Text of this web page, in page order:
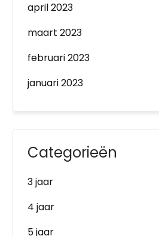
april 2023
maart 2023
februari 2023
januari 2023
Categorieën
3 jaar
4 jaar
5 jaar